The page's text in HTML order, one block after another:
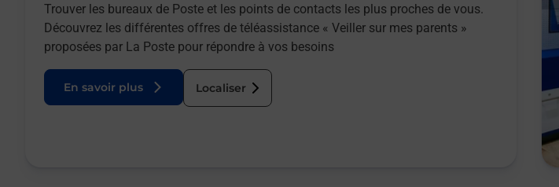
Trouver les bureaux de Poste et les points de contacts les plus proches de vous.
Découvrez les différentes offres de téléassistance « Veiller sur mes parents »
proposées par La Poste pour répondre à vos besoins
En savoir plus Localiser